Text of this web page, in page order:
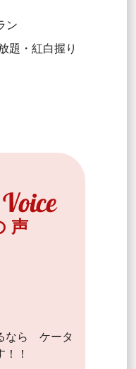
ン
題・紅白握り
声
なら ケータ
！